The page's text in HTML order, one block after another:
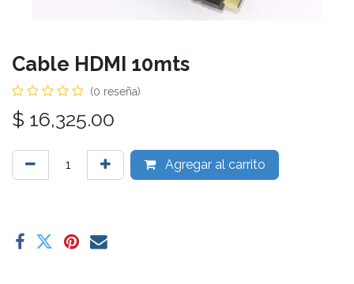
Cable HDMI 10mts
(0 reseña)
$ 16,325.00
Agregar al carrito